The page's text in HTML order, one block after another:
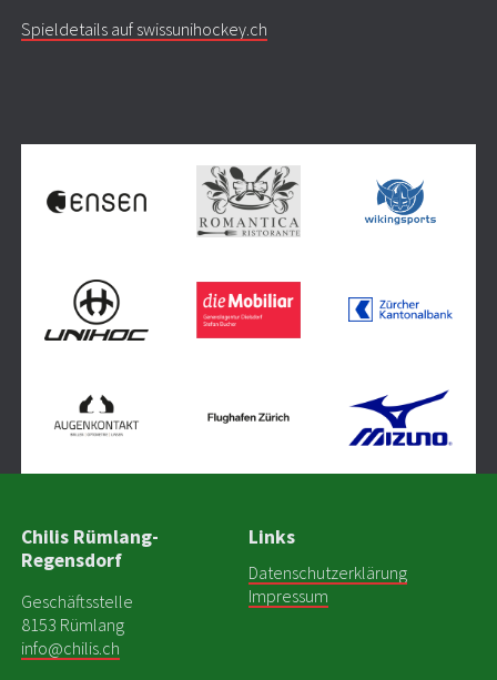
Spieldetails auf swissunihockey.ch
Chilis Rümlang-
Regensdorf
Geschäftsstelle
8153 Rümlang
info@chilis.ch
Links
Datenschutzerklärung
Impressum